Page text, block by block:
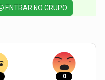
ENTRAR NO GRUPO
0